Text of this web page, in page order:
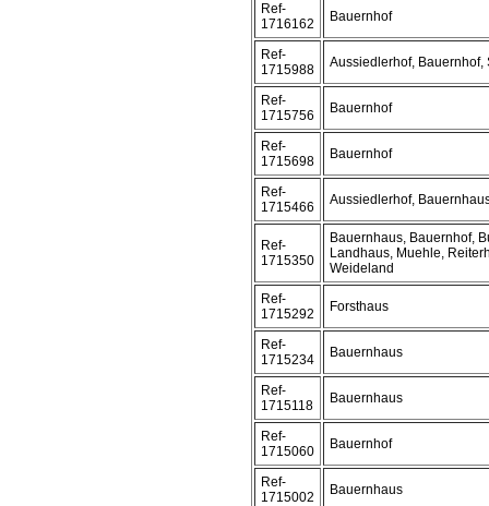
Ref-
1716162
Bauernhof
Ref-
1715988
Aussiedlerhof, Bauernhof,
Ref-
1715756
Bauernhof
Ref-
1715698
Bauernhof
Ref-
1715466
Aussiedlerhof,
Ref-
1715350
Bauernhaus, Bauernhof,
Landhaus, Muehle,
Weideland
Ref-
1715292
Forsthaus
Ref-
1715234
Bauernhaus
Ref-
1715118
Bauernhaus
Ref-
1715060
Bauernhof
Ref-
1715002
Bauernhaus